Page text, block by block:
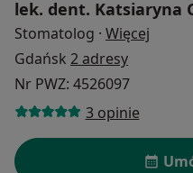
lek. dent. Katsiaryna
Stomatolog · Więcej
Gdańsk 2 adresy
Nr PWZ: 4526097
3 opinie